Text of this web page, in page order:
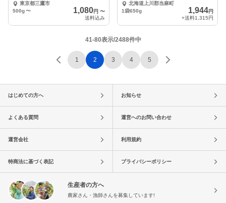
き取り専用
東京都三鷹市
500g〜 1,080円 〜
送料込み
り）北海道上川郡当麻町
1袋650g
1,944円
+送料1,315円
41-80表示/2488件中
1 2 3 4 5
はじめての方へ お知らせ
よくある質問 運営へのお問い合わせ
運営会社 利用規約
特商法に基づく表記 プライバシーポリシー
生産者の方へ
農家さん・漁師さんを募集しています!